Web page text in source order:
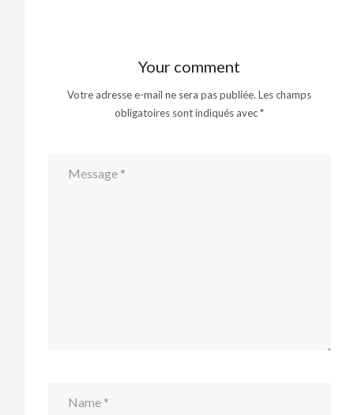
Your comment
Votre adresse e-mail ne sera pas publiée. Les champs
obligatoires sont indiqués avec*